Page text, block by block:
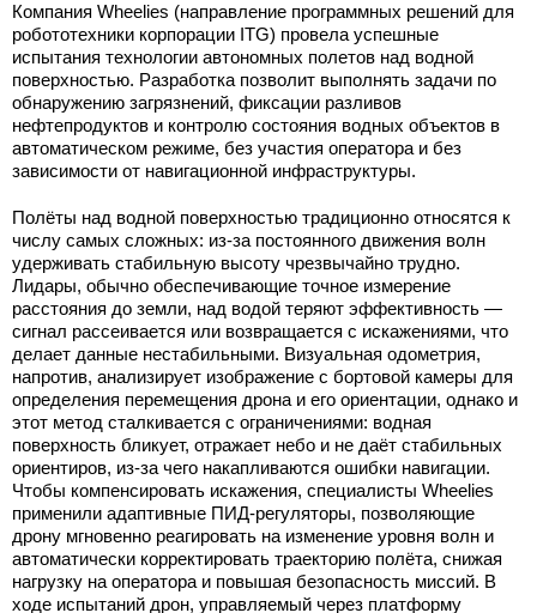
Компания Wheelies (направление программных решений для
робототехники корпорации ITG) провела успешные
испытания технологии автономных полетов над водной
поверхностью. Разработка позволит выполнять задачи по
обнаружению загрязнений, фиксации разливов
нефтепродуктов и контролю состояния водных объектов в
автоматическом режиме, без участия оператора и без
зависимости от навигационной инфраструктуры.
Полёты над водной поверхностью традиционно относятся к
числу самых сложных: из-за постоянного движения волн
удерживать стабильную высоту чрезвычайно трудно.
Лидары, обычно обеспечивающие точное измерение
расстояния до земли, над водой теряют эффективность —
сигнал рассеивается или возвращается с искажениями, что
делает данные нестабильными. Визуальная одометрия,
напротив, анализирует изображение с бортовой камеры для
определения перемещения дрона и его ориентации, однако и
этот метод сталкивается с ограничениями: водная
поверхность бликует, отражает небо и не даёт стабильных
ориентиров, из-за чего накапливаются ошибки навигации.
Чтобы компенсировать искажения, специалисты Wheelies
применили адаптивные ПИД-регуляторы, позволяющие
дрону мгновенно реагировать на изменение уровня волн и
автоматически корректировать траекторию полёта, снижая
нагрузку на оператора и повышая безопасность миссий. В
ходе испытаний дрон, управляемый через платформу